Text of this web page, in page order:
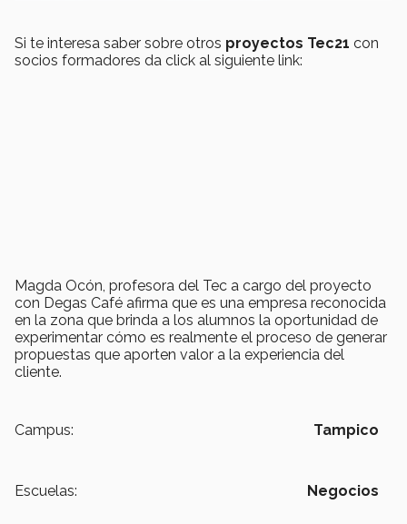
Si te interesa saber sobre otros proyectos Tec21 con
socios formadores da click al siguiente link:
Magda Ocón, profesora del Tec a cargo del proyecto
con Degas Café afirma que es una empresa reconocida
en la zona que brinda a los alumnos la oportunidad de
experimentar cómo es realmente el proceso de generar
propuestas que aporten valor a la experiencia del
cliente.
Campus: Tampico
Escuelas: Negocios